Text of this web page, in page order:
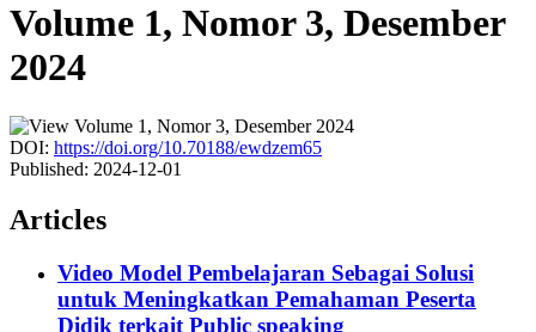
Volume 1, Nomor 3, Desember
2024
DOI: https://doi.org/10.70188/ewdzem65
Published: 2024-12-01
Articles
Video Model Pembelajaran Sebagai Solusi
untuk Meningkatkan Pemahaman Peserta
Didik terkait Public speaking